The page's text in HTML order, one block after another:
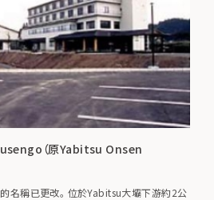
（原Yabitsu Onsen
名稱已更改。 位於Yabitsu大壩下游約2公